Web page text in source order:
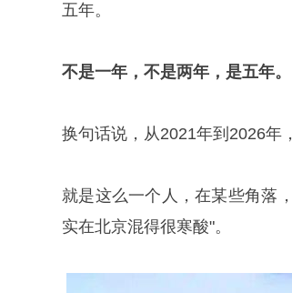
五年。
不是一年，不是两年，是五年。
换句话说，从2021年到2026年
就是这么一个人，在某些角落
实在北京混得很寒酸"。